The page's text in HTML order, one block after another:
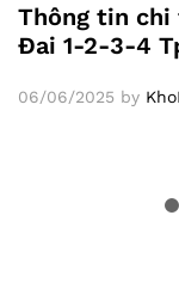
Thông tin chi
Đai 1-2-3-4
06/06/2025 by